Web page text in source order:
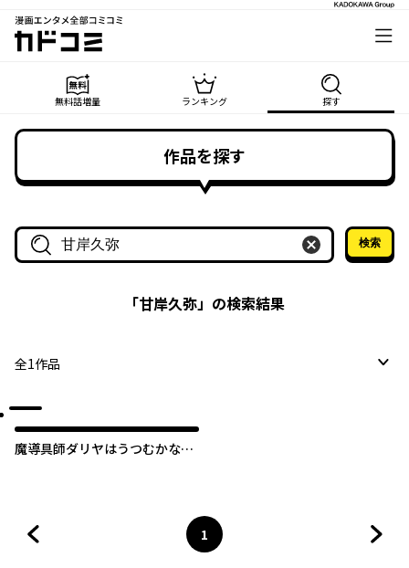
漫画エンタメ全部コミコミ
カドコミ
無料話増量 ランキング 探す
作品を探す
作品名・作家名で探す
検索
「甘岸久弥」の検索結果
全1作品
魔導具師ダリヤはうつむかな
ページ
1
へ